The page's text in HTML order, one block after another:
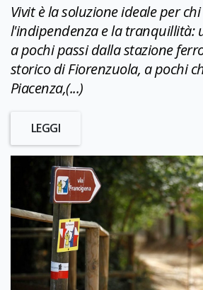
Vivit è la soluzione ideale per
l'indipendenza e la tranquillità:
a pochi passi dalla stazione
storico di Fiorenzuola, a pochi
Piacenza,(...)
LEGGI